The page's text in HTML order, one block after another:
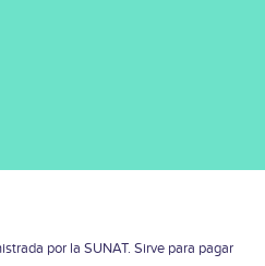
por la SUNAT. Sirve para pagar